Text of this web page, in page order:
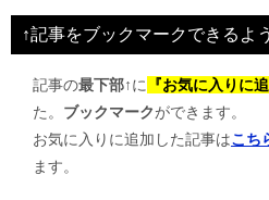
ビ
ゲ
↑記事をブックマークできるよ
記事の最下部↑に 『お気に入りに
た。 ブックマークができます。
お気に入りに追加した記事はこち
ます。